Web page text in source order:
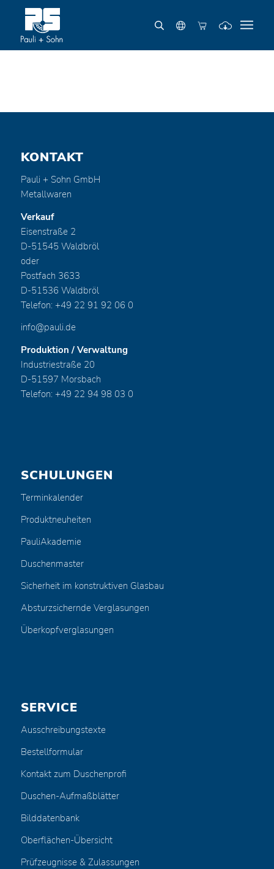
KONTAKT
Pauli + Sohn GmbH
Metallwaren
Verkauf
Eisenstraße 2
D-51545 Waldbröl
oder
Postfach 3633
D-51536 Waldbröl
Telefon: +49 22 91 92 06 0
info@pauli.de
Produktion / Verwaltung
Industriestraße 20
D-51597 Morsbach
Telefon: +49 22 94 98 03 0
SCHULUNGEN
Terminkalender
Produktneuheiten
PauliAkademie
Duschenmaster
Sicherheit im konstruktiven Glasbau
Absturzsichernde Verglasungen
Überkopfverglasungen
SERVICE
Ausschreibungstexte
Bestellformular
Kontakt zum Duschenprofi
Duschen-Aufmaßblätter
Bilddatenbank
Oberflächen-Übersicht
Prüfzeugnisse & Zulassungen